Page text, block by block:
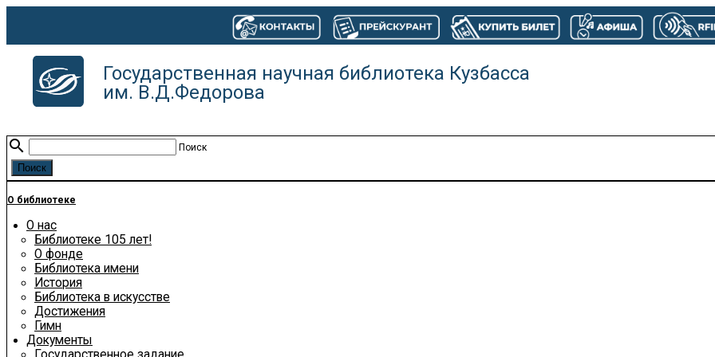
Государственная научная библиотека Кузбасса
им. В.Д.Федорова
search Поиск
О библиотеке
О нас
Библиотеке 105 лет!
О фонде
Библиотека имени
История
Библиотека в искусстве
Достижения
Гимн
Документы